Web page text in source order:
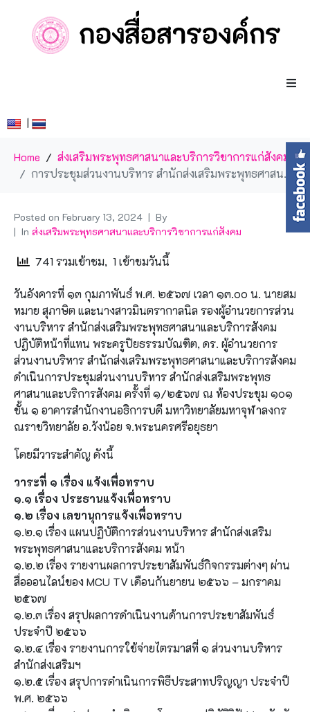
|
Home
ส่งเสริมพระพุทธศาสนาและบริการวิชาการแก่สังคม
การประชุมส่วนงานบริหาร สำนักส่งเสริมพระพุทธศาสนาและบริการสังคม ครั้งที่ 1/2567
Posted on February 13, 2024
By
In ส่งเสริมพระพุทธศาสนาและบริการวิชาการแก่สังคม
741 รวมเข้าชม, 1 เข้าชมวันนี้
วันอังคารที่ ๑๓ กุมภาพันธ์ พ.ศ. ๒๕๖๗ เวลา ๑๓.๐๐ น. นายสม
หมาย สุภาษิต และนางสาวมินตรากาลนิล รองผู้อำนวยการส่วน
งานบริหาร สำนักส่งเสริมพระพุทธศาสนาและบริการสังคม
ปฏิบัติหน้าที่แทน พระครูปิยธรรมบัณฑิต, ดร. ผู้อำนวยการ
ส่วนงานบริหาร สำนักส่งเสริมพระพุทธศาสนาและบริการสังคม
ดำเนินการประชุมส่วนงานบริหาร สำนักส่งเสริมพระพุทธ
ศาสนาและบริการสังคม ครั้งที่ ๑/๒๕๖๗ ณ ห้องประชุม ๑๐๑
ชั้น ๑ อาคารสำนักงานอธิการบดี มหาวิทยาลัยมหาจุฬาลงกร
ณราชวิทยาลัย อ.วังน้อย จ.พระนครศรีอยุธยา
โดยมีวาระสำคัญ ดังนี้
วาระที่ ๑ เรื่อง แจ้งเพื่อทราบ
๑.๑ เรื่อง ประธานแจ้งเพื่อทราบ
๑.๒ เรื่อง เลขานุการแจ้งเพื่อทราบ
๑.๒.๑ เรื่อง แผนปฏิบัติการส่วนงานบริหาร สำนักส่งเสริม
พระพุทธศาสนาและบริการสังคม หน้า
๑.๒.๒ เรื่อง รายงานผลการประชาสัมพันธ์กิจกรรมต่างๆ ผ่าน
สื่อออนไลน์ของ MCU TV เดือนกันยายน ๒๕๖๖ – มกราคม
๒๕๖๗
๑.๒.๓ เรื่อง สรุปผลการดำเนินงานด้านการประชาสัมพันธ์
ประจำปี ๒๕๖๖
๑.๒.๔ เรื่อง รายงานการใช้จ่ายไตรมาสที่ ๑ ส่วนงานบริหาร
สำนักส่งเสริมฯ
๑.๒.๕ เรื่อง สรุปการดำเนินการพิธีประสาทปริญญา ประจำปี
พ.ศ. ๒๕๖๖